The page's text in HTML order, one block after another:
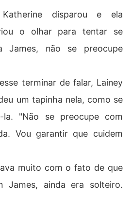
disparou e ela
o olhar para tentar se
James, não se preocupe
terminar de falar, Lainey
um tapinha nela, como se
la. "Não se preocupe com
Vou garantir que cuidem
muito com o fato de que
James, ainda era solteiro.